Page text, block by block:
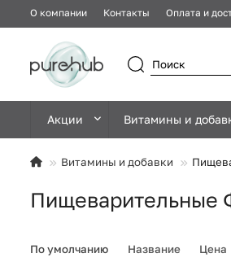
О компании Контакты Оплата и
Акции Витамины и
Витамины и добавки
Пищеварительные
По умолчанию Название Цена